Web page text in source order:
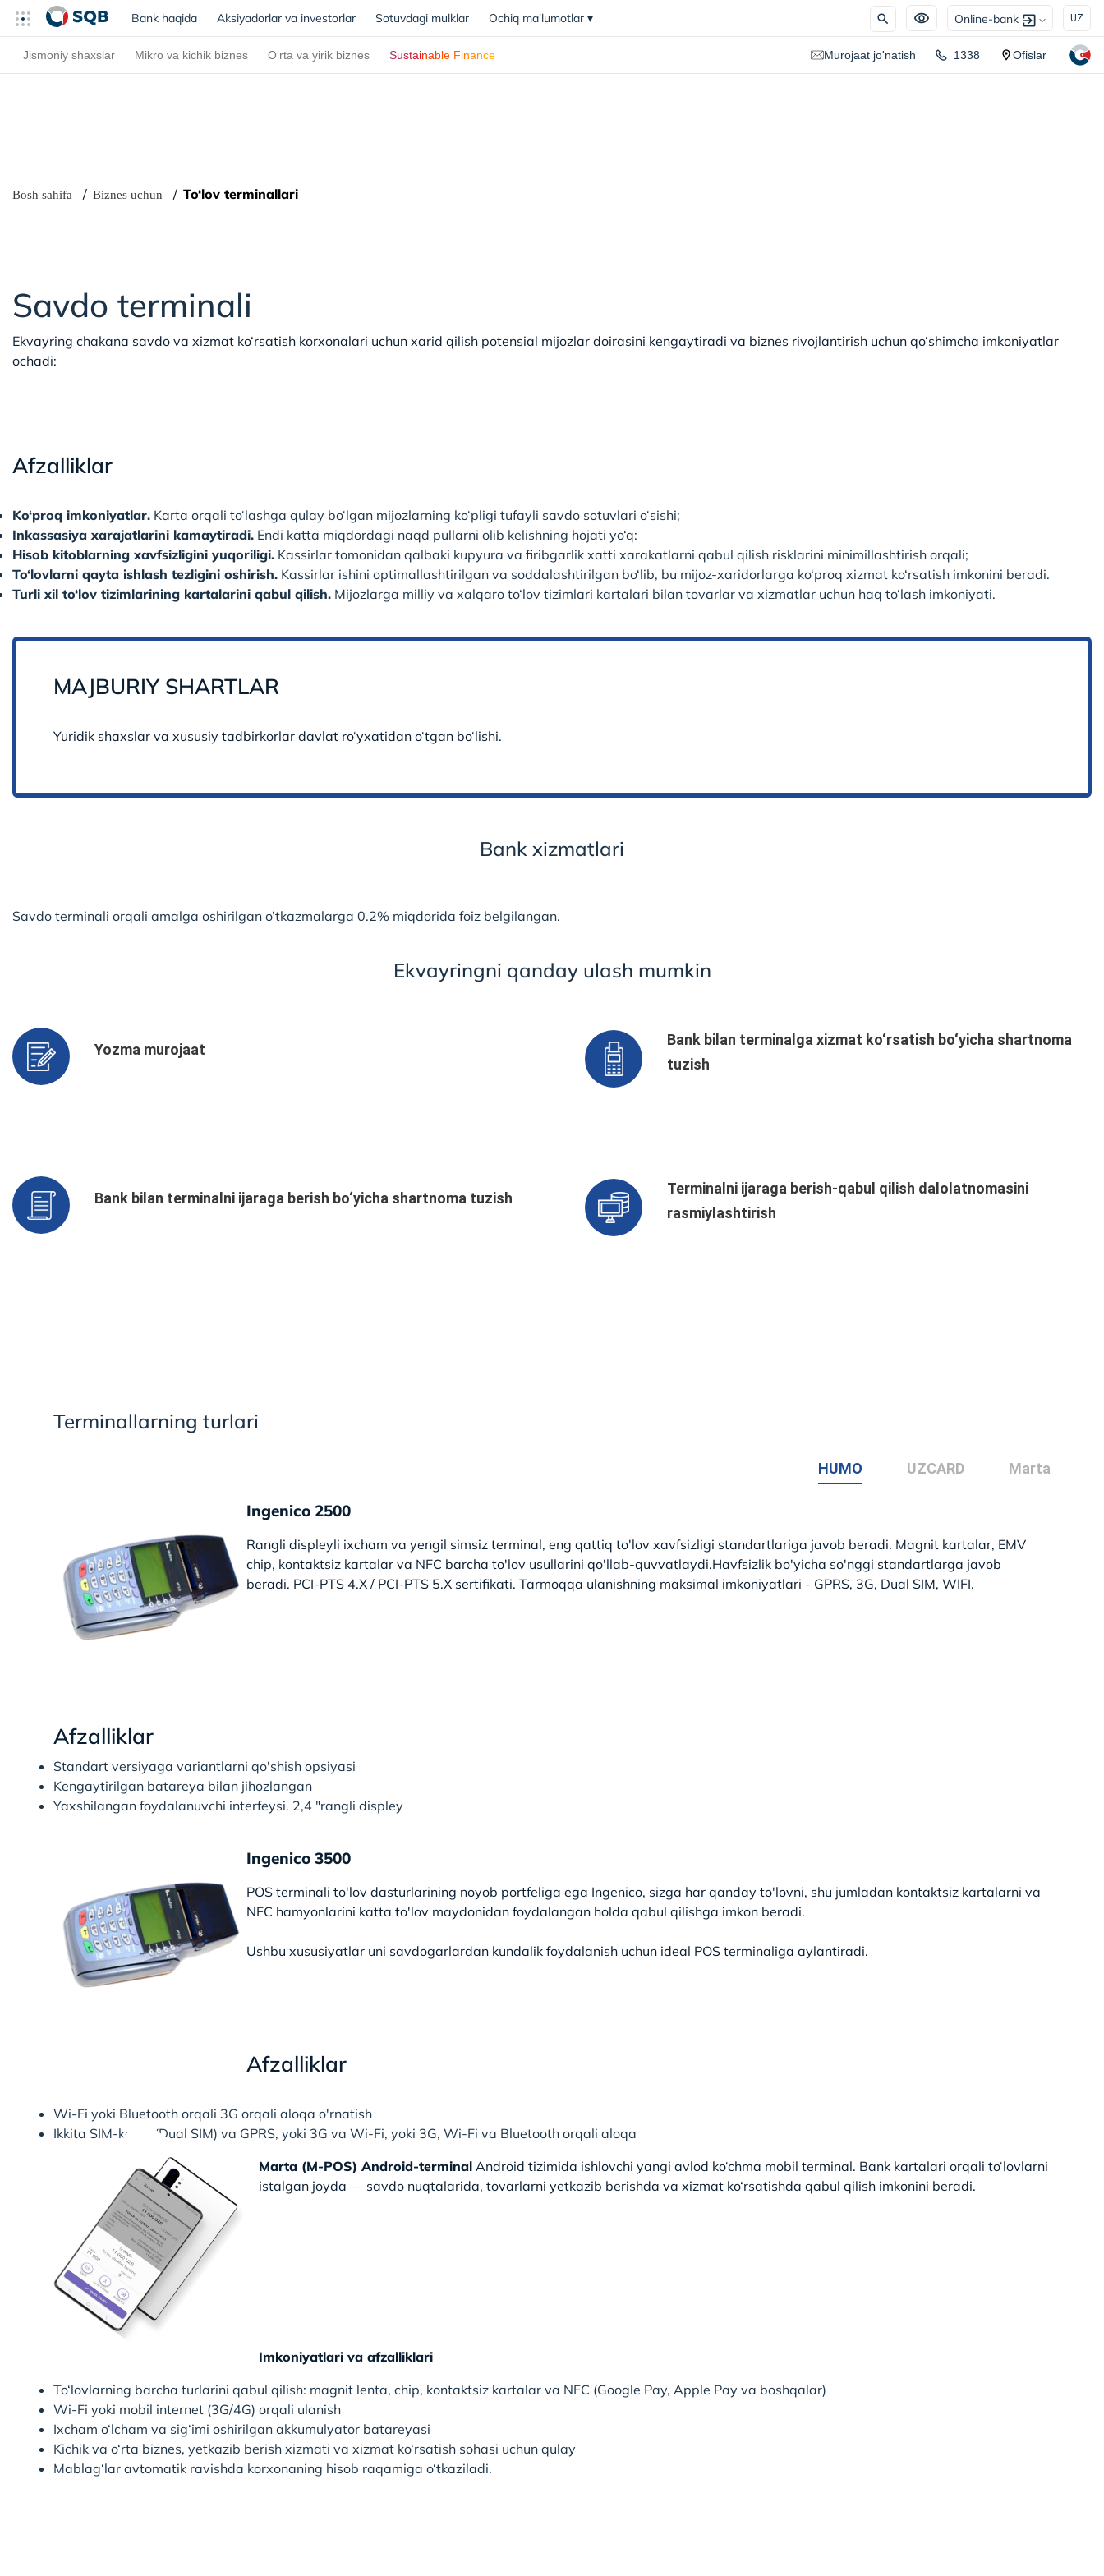
Bank haqida (current)
Aksiyadorlar va investorlar Sotuvdagi mulklar Ochiq ma'lumotlar ▾ Online-bank UZ
Jismoniy shaxslar Mikro va kichik biznes O‘rta va yirik biznes Sustainable Finance Murojaat jo'natish 1338 Ofislar
Bosh sahifa Biznes uchun To‘lov terminallari
Savdo terminali
Ekvayring chakana savdo va xizmat ko‘rsatish korxonalari uchun xarid qilish potensial mijozlar doirasini kengaytiradi va biznes rivojlantirish uchun qo‘shimcha imkoniyatlar
ochadi:
Afzalliklar
Ko‘proq imkoniyatlar. Karta orqali to‘lashga qulay bo‘lgan mijozlarning ko‘pligi tufayli savdo sotuvlari o‘sishi;
Inkassasiya xarajatlarini kamaytiradi. Endi katta miqdordagi naqd pullarni olib kelishning hojati yo‘q:
Hisob kitoblarning xavfsizligini yuqoriligi. Kassirlar tomonidan qalbaki kupyura va firibgarlik xatti xarakatlarni qabul qilish risklarini minimillashtirish orqali;
To‘lovlarni qayta ishlash tezligini oshirish. Kassirlar ishini optimallashtirilgan va soddalashtirilgan bo‘lib, bu mijoz-xaridorlarga ko‘proq xizmat ko‘rsatish imkonini beradi.
Turli xil to‘lov tizimlarining kartalarini qabul qilish. Mijozlarga milliy va xalqaro to‘lov tizimlari kartalari bilan tovarlar va xizmatlar uchun haq to‘lash imkoniyati.
MAJBURIY SHARTLAR
Yuridik shaxslar va xususiy tadbirkorlar davlat ro‘yxatidan o‘tgan bo‘lishi.
Bank xizmatlari
Savdo terminali orqali amalga oshirilgan o’tkazmalarga 0.2% miqdorida foiz belgilangan.
Ekvayringni qanday ulash mumkin
Yozma murojaat
Bank bilan terminalga xizmat ko‘rsatish bo‘yicha shartnoma
tuzish
Bank bilan terminalni ijaraga berish bo‘yicha shartnoma tuzish
Terminalni ijaraga berish-qabul qilish dalolatnomasini
rasmiylashtirish
Terminallarning turlari
HUMO UZCARD Marta
Ingenico 2500
Rangli displeyli ixcham va yengil simsiz terminal, eng qattiq to'lov xavfsizligi standartlariga javob beradi. Magnit kartalar, EMV
chip, kontaktsiz kartalar va NFC barcha to'lov usullarini qo'llab-quvvatlaydi.Havfsizlik bo'yicha so'nggi standartlarga javob
beradi. PCI-PTS 4.X / PCI-PTS 5.X sertifikati. Tarmoqqa ulanishning maksimal imkoniyatlari - GPRS, 3G, Dual SIM, WIFI.
Afzalliklar
Standart versiyaga variantlarni qo'shish opsiyasi
Kengaytirilgan batareya bilan jihozlangan
Yaxshilangan foydalanuvchi interfeysi. 2,4 "rangli displey
Ingenico 3500
POS terminali to'lov dasturlarining noyob portfeliga ega Ingenico, sizga har qanday to'lovni, shu jumladan kontaktsiz kartalarni va
NFC hamyonlarini katta to'lov maydonidan foydalangan holda qabul qilishga imkon beradi.
Ushbu xususiyatlar uni savdogarlardan kundalik foydalanish uchun ideal POS terminaliga aylantiradi.
Afzalliklar
Wi-Fi yoki Bluetooth orqali 3G orqali aloqa o'rnatish
Ikkita SIM-karta (Dual SIM) va GPRS, yoki 3G va Wi-Fi, yoki 3G, Wi-Fi va Bluetooth orqali aloqa
Marta (M-POS) Android-terminal Android tizimida ishlovchi yangi avlod ko‘chma mobil terminal. Bank kartalari orqali to‘lovlarni
istalgan joyda — savdo nuqtalarida, tovarlarni yetkazib berishda va xizmat ko‘rsatishda qabul qilish imkonini beradi.
Imkoniyatlari va afzalliklari
To‘lovlarning barcha turlarini qabul qilish: magnit lenta, chip, kontaktsiz kartalar va NFC (Google Pay, Apple Pay va boshqalar)
Wi-Fi yoki mobil internet (3G/4G) orqali ulanish
Ixcham o‘lcham va sig‘imi oshirilgan akkumulyator batareyasi
Kichik va o‘rta biznes, yetkazib berish xizmati va xizmat ko‘rsatish sohasi uchun qulay
Mablag‘lar avtomatik ravishda korxonaning hisob raqamiga o‘tkaziladi.